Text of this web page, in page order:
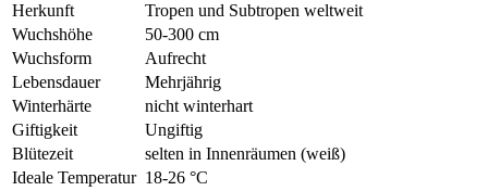
Herkunft
Tropen und Subtropen weltweit
Wuchshöhe
50-300 cm
Wuchsform
Aufrecht
Lebensdauer
Mehrjährig
Winterhärte
nicht winterhart
Giftigkeit
Ungiftig
Blütezeit
selten in Innenräumen (weiß)
Ideale Temperatur 18-26 °C